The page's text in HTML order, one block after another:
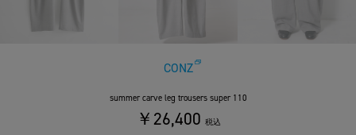
CONZ
summer carve leg trousers super 110
￥26,400 税込